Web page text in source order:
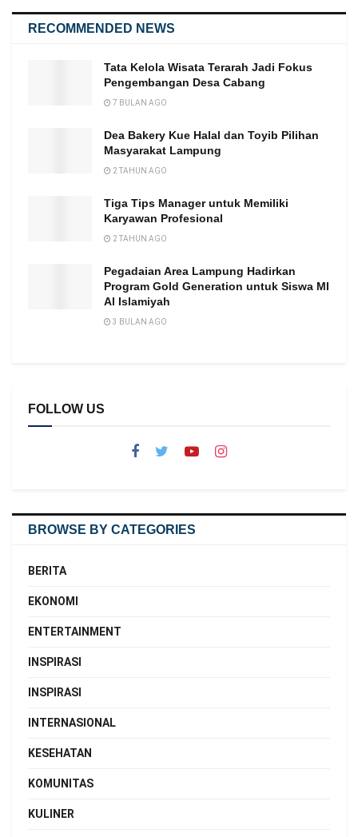
RECOMMENDED NEWS
Tata Kelola Wisata Terarah Jadi Fokus
Pengembangan Desa Cabang
7 BULAN AGO
Dea Bakery Kue Halal dan Toyib Pilihan
Masyarakat Lampung
2 TAHUN AGO
Tiga Tips Manager untuk Memiliki
Karyawan Profesional
2 TAHUN AGO
Pegadaian Area Lampung Hadirkan
Program Gold Generation untuk Siswa MI
Al Islamiyah
3 BULAN AGO
FOLLOW US
BROWSE BY CATEGORIES
BERITA
EKONOMI
ENTERTAINMENT
INSPIRASI
INSPIRASI
INTERNASIONAL
KESEHATAN
KOMUNITAS
KULINER